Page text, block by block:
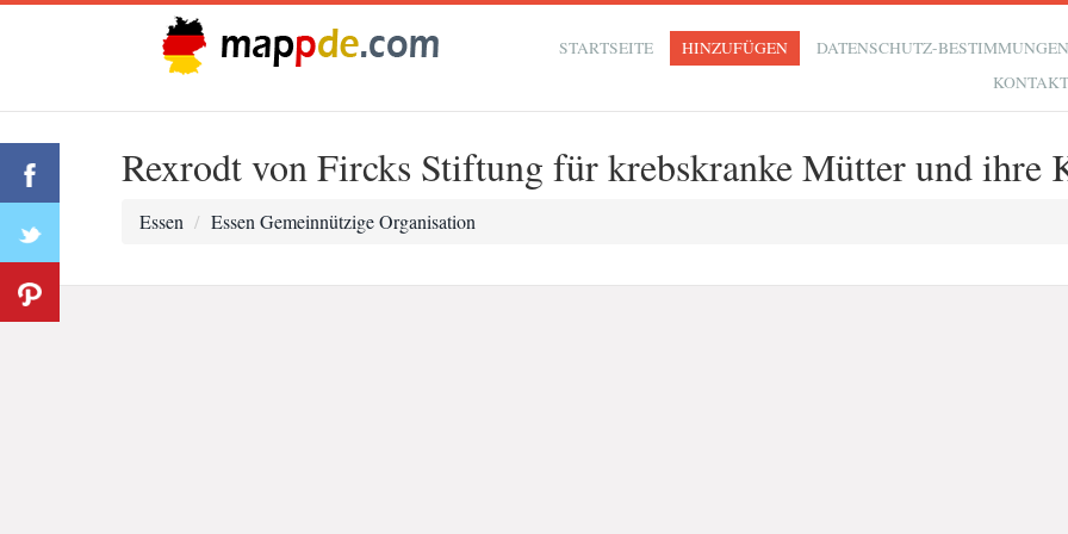
STARTSEITE HINZUFÜGEN
DATENSCHUTZ-BESTIMMUNGEN
KONTAKT
Rexrodt von Fircks Stiftung für krebskranke Mütter und ihre
Essen Essen Gemeinnützige Organisation